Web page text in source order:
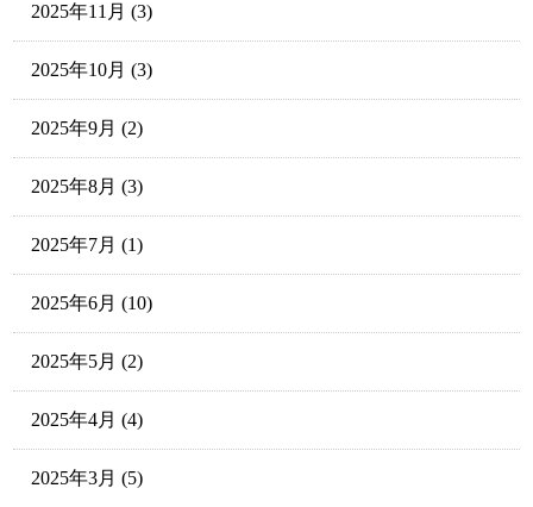
2025年11月 (3)
2025年10月 (3)
2025年9月 (2)
2025年8月 (3)
2025年7月 (1)
2025年6月 (10)
2025年5月 (2)
2025年4月 (4)
2025年3月 (5)